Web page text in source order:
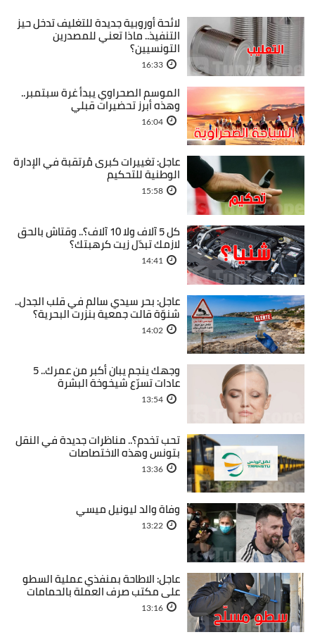
لائحة أوروبية جديدة للتغليف تدخل حيز
التنفيذ.. ماذا تعني للمصدرين
التونسيين؟
16:33
الموسم الصحراوي يبدأ غرة سبتمبر..
وهذه أبرز تحضيرات قبلي
16:04
عاجل: تغييرات كبرى مُرتقبة في الإدارة
الوطنية للتحكيم
15:58
كل 5 آلاف ولا 10 آلاف؟.. وقتاش بالحق
لازمك تبدّل زيت كرهبتك؟
14:41
عاجل: بحر سيدي سالم في قلب الجدل..
شنوّة قالت جمعية بنزرت البحرية؟
14:02
وجهك ينجم يبان أكبر من عمرك.. 5
عادات تسرّع شيخوخة البشرة
13:54
تحب تخدم؟.. مناظرات جديدة في النقل
بتونس وهذه الاختصاصات
13:36
وفاة والد ليونيل ميسي
13:22
عاجل: الاطاحة بمنفذي عملية السطو
على مكتب صرف العملة بالحمامات
13:16